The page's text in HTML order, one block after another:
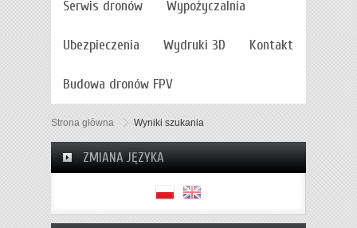
Serwis dronów Wypożyczalnia
Ubezpieczenia Wydruki 3D Kontakt
Budowa dronów FPV
Strona główna Wyniki szukania
ZMIANA JĘZYKA